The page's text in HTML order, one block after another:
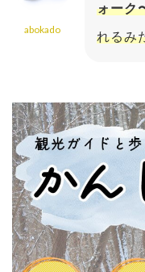
abokado
ォーク
れるみ